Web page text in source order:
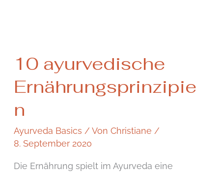
10 ayurvedische
Ernährungsprinzipie
n
Ayurveda Basics / VonChristiane /
8. September 2020
Die Ernährung spielt im Ayurveda eine
10
ayurvedische
Ernährungsprinzipien